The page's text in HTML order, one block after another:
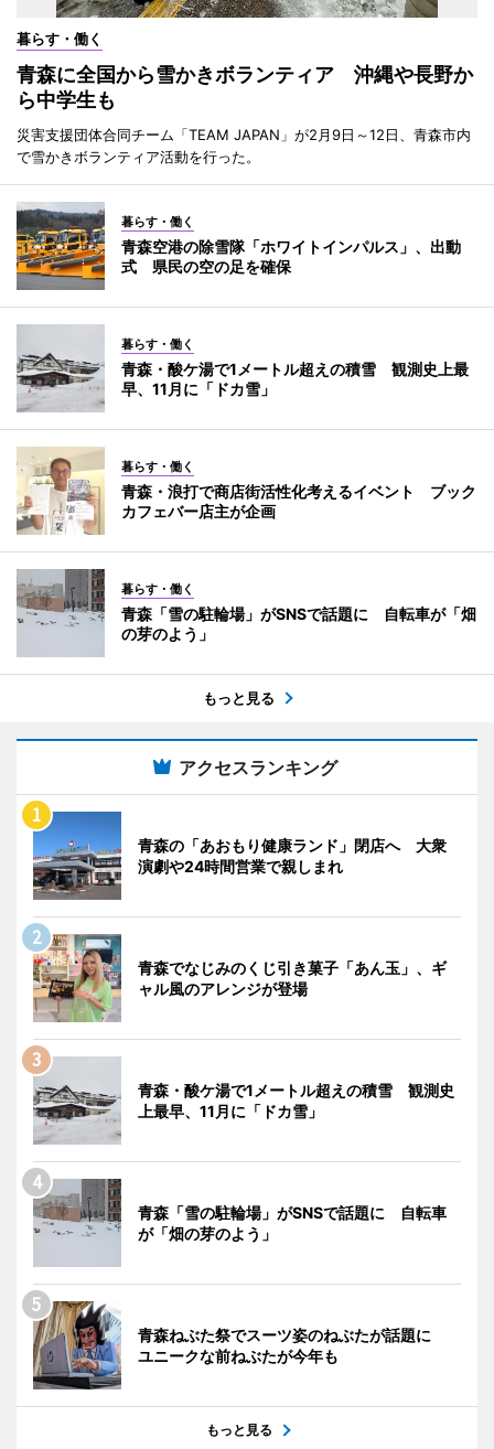
暮らす・働く
青森に全国から雪かきボランティア 沖縄や長野か
ら中学生も
災害支援団体合同チーム「TEAM JAPAN」が2月9日～12日、青森市内
で雪かきボランティア活動を行った。
暮らす・働く
青森空港の除雪隊「ホワイトインパルス」、出動
式 県民の空の足を確保
暮らす・働く
青森・酸ケ湯で1メートル超えの積雪 観測史上最
早、11月に「ドカ雪」
暮らす・働く
青森・浪打で商店街活性化考えるイベント ブック
カフェバー店主が企画
暮らす・働く
青森「雪の駐輪場」がSNSで話題に 自転車が「畑
の芽のよう」
もっと見る
アクセスランキング
青森の「あおもり健康ランド」閉店へ 大衆
演劇や24時間営業で親しまれ
青森でなじみのくじ引き菓子「あん玉」、ギ
ャル風のアレンジが登場
青森・酸ケ湯で1メートル超えの積雪 観測史
上最早、11月に「ドカ雪」
青森「雪の駐輪場」がSNSで話題に 自転車
が「畑の芽のよう」
青森ねぶた祭でスーツ姿のねぶたが話題に
ユニークな前ねぶたが今年も
もっと見る